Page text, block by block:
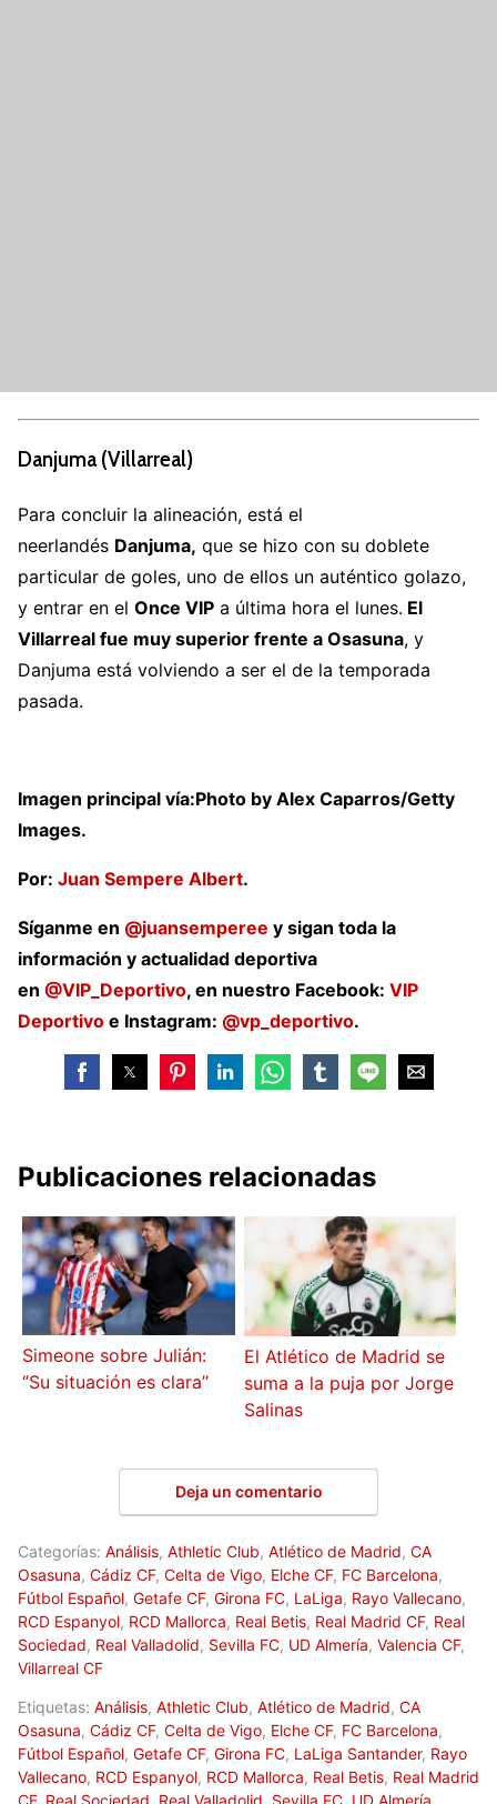
Danjuma (Villarreal)
Para concluir la alineación, está el
neerlandés Danjuma, que se hizo con su doblete
particular de goles, uno de ellos un auténtico golazo,
y entrar en el Once VIP a última hora el lunes. El
Villarreal fue muy superior frente a Osasuna, y
Danjuma está volviendo a ser el de la temporada
pasada.
Imagen principal vía:Photo by Alex Caparros/Getty
Images.
Por: Juan Sempere Albert.
Síganme en @juansemperee y sigan toda la
información y actualidad deportiva
en @VIP_Deportivo, en nuestro Facebook: VIP
Deportivo e Instagram: @vp_deportivo.
Publicaciones relacionadas
Simeone sobre Julián:
‘’Su situación es clara’’
El Atlético de Madrid se
suma a la puja por Jorge
Salinas
Deja un comentario
Categorías: Análisis, Athletic Club, Atlético de Madrid, CA
Osasuna, Cádiz CF, Celta de Vigo, Elche CF, FC Barcelona,
Fútbol Español, Getafe CF, Girona FC, LaLiga, Rayo Vallecano,
RCD Espanyol, RCD Mallorca, Real Betis, Real Madrid CF, Real
Sociedad, Real Valladolid, Sevilla FC, UD Almería, Valencia CF,
Villarreal CF
Etiquetas: Análisis, Athletic Club, Atlético de Madrid, CA
Osasuna, Cádiz CF, Celta de Vigo, Elche CF, FC Barcelona,
Fútbol Español, Getafe CF, Girona FC, LaLiga Santander, Rayo
Vallecano, RCD Espanyol, RCD Mallorca, Real Betis, Real Madrid
CF, Real Sociedad Real Valladolid Sevilla FC UD Almería